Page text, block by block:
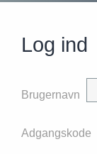
Log ind
Brugernavn
Adgangskode